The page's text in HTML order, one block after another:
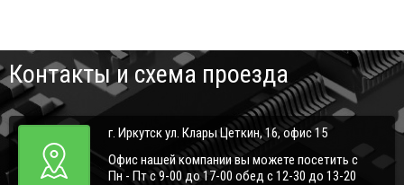
Контакты и схема проезда
г. Иркутск ул. Клары Цеткин, 16, офис 15
Офис нашей компании вы можете посетить с
Пн - Пт с 9-00 до 17-00 обед с 12-30 до 13-20